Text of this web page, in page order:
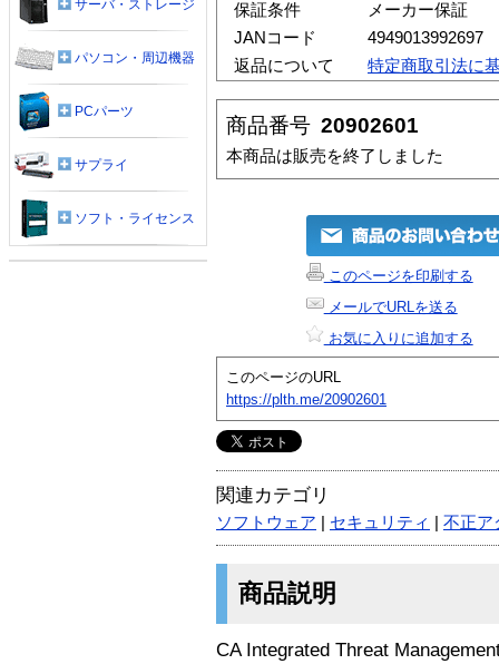
保証条件
メーカー保証
JANコード
4949013992697
返品について
特定商取引法に
商品番号 20902601
本商品は販売を終了しました
このページを印刷する
メールでURLを送る
お気に入りに追加する
このページのURL
https://plth.me/20902601
関連カテゴリ
ソフトウェア セキュリティ 不正ア
商品説明
CA Integrated Threat
サーバ・ストレージ
パソコン・周辺機器
PCパーツ
サプライ
ソフト・ライセンス